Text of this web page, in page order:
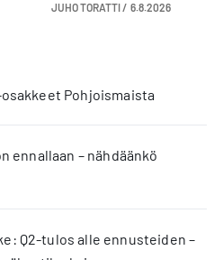
JUHO TORATTI / 6.8.2026
Pohjoismaista
ennallaan – nähdäänkö
Q2-tulos alle ennusteiden –